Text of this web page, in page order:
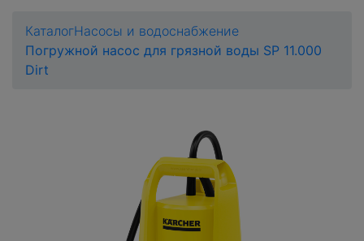
КаталогНасосы и водоснабжение
Погружной насос для грязной воды SP 11.000
Dirt